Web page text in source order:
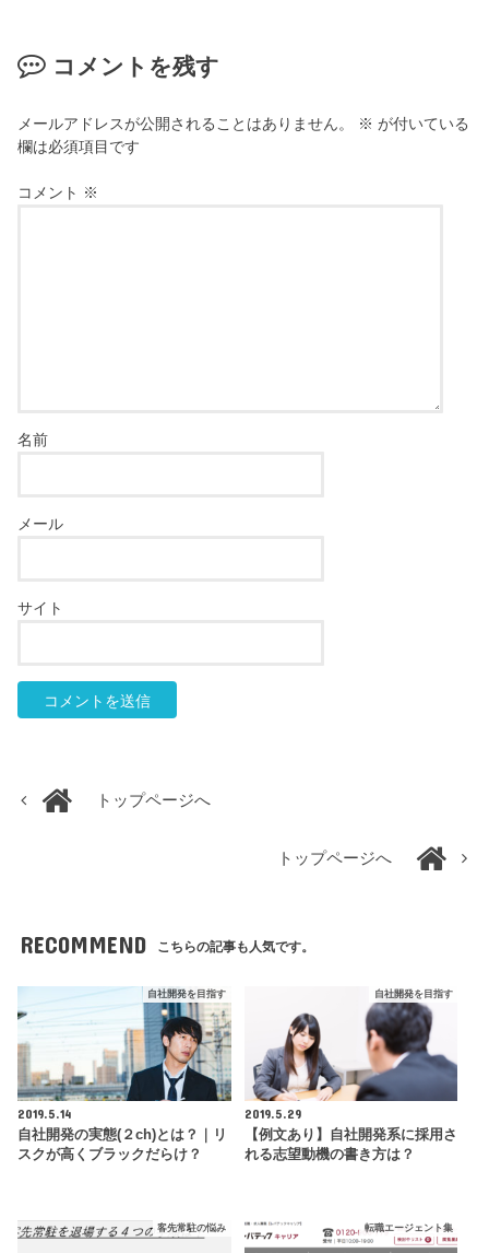
コメントを残す
メールアドレスが公開されることはありません。 ※ が付いている
欄は必須項目です
コメント ※
名前
メール
サイト
トップページへ
トップページへ
RECOMMEND こちらの記事も人気です。
自社開発を目指す
2019.5.14
自社開発の実態(２ch)とは？｜リ
スクが高くブラックだらけ？
自社開発を目指す
2019.5.29
【例文あり】自社開発系に採用さ
れる志望動機の書き方は？
客先常駐の悩み 転職エージェント集